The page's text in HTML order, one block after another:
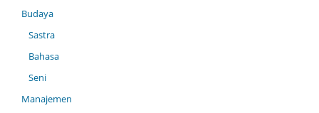
Budaya
Sastra
Bahasa
Seni
Manajemen